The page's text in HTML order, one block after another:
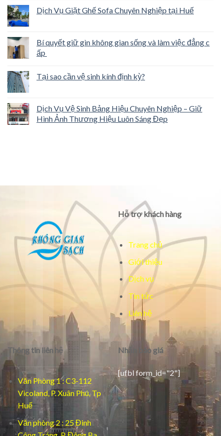
Dịch Vụ Giặt Ghế Sofa Chuyên Nghiệp tại Huế
Bí quyết giữ gìn không gian sống và làm việc đẳng c
ấp
Tại sao cần vệ sinh kính định kỳ?
Dịch Vụ Vệ Sinh Bảng Hiệu Chuyên Nghiệp – Giữ
Hình Ảnh Thương Hiệu Luôn Sáng Đẹp
Hỗ trợ khách hàng
Trang chủ
Giới thiệu
Dịch vụ
Tin tức
Liên hệ
Thông tin liên hệ
Văn Phòng 1 : C3-112
Vicoland, P. Xuân Phú, Tp
Huế
Văn phòng 2 : 25 Đinh
Nhận báo giá
[ufbl form_id="2"]